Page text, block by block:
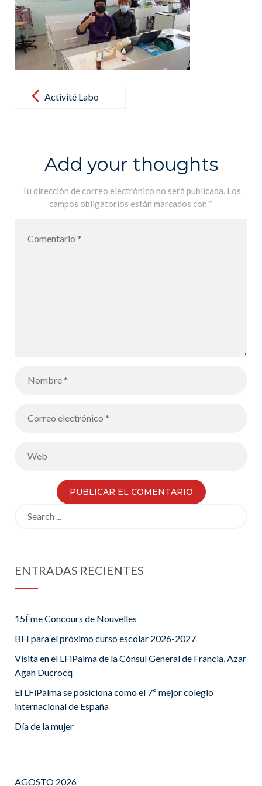
navigationActivité Labo
Actividad de
laboratorio
con los
Add your thoughts
Tu dirección de correo electrónico no será publicada. Los
campos obligatorios están marcados con *
ENTRADAS RECIENTES
15Ème Concours de Nouvelles
BFI para el próximo curso escolar 2026-2027
Visita en el LFiPalma de la Cónsul General de Francia, Azar
Agah Ducrocq
El LFiPalma se posiciona como el 7º mejor colegio
internacional de España
Día de la mujer
AGOSTO 2026